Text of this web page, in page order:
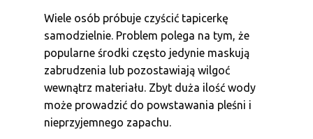
Wiele osób próbuje czyścić tapicerkę
samodzielnie. Problem polega na tym, że
popularne środki często jedynie maskują
zabrudzenia lub pozostawiają wilgoć
wewnątrz materiału. Zbyt duża ilość wody
może prowadzić do powstawania pleśni i
nieprzyjemnego zapachu.